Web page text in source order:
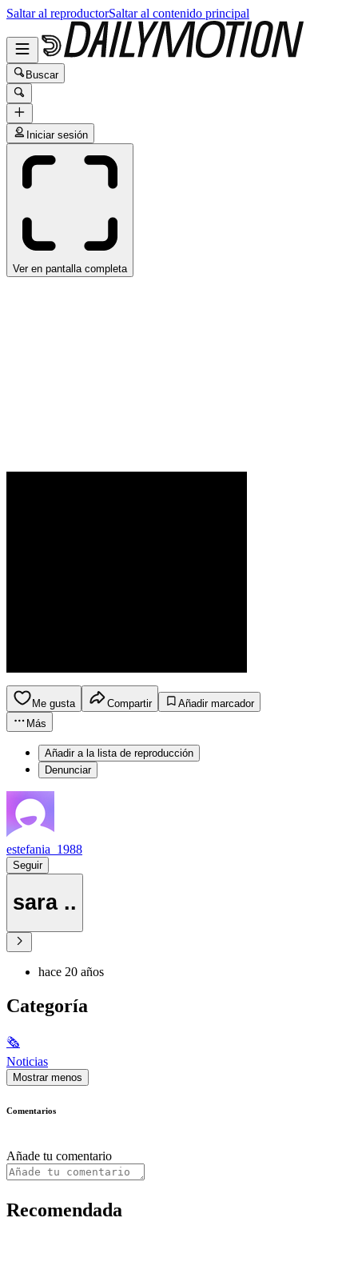
Saltar al reproductorSaltar al contenido principal
Buscar
Iniciar sesión
Ver en pantalla completa
Me gusta Compartir
Añadir marcador
Más
Añadir a la lista de reproducción
Denunciar
estefania_1988
Seguir
sara ..
hace 20 años
Categoría
🗞
Noticias
Mostrar menos
Comentarios
Añade tu comentario
Recomendada